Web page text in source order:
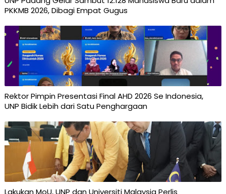
PKKMB 2026, Dibagi Empat Gugus
Rektor Pimpin Presentasi Final AHD 2026 Se Indonesia,
UNP Bidik Lebih dari Satu Penghargaan
Lakukan MoU, UNP dan Universiti Malaysia Perlis